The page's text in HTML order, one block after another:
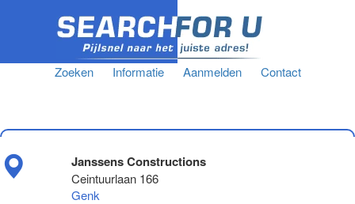
Zoeken Informatie Aanmelden Contact
Janssens Constructions
Ceintuurlaan 166
Genk